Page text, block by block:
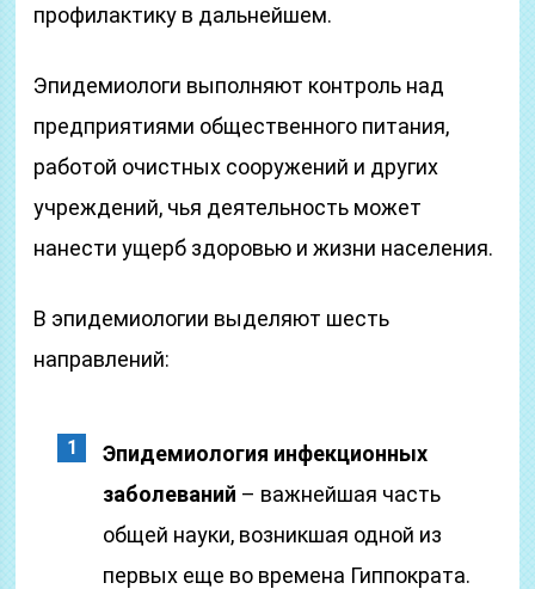
профилактику в дальнейшем.
Эпидемиологи выполняют контроль над
предприятиями общественного питания,
работой очистных сооружений и других
учреждений, чья деятельность может
нанести ущерб здоровью и жизни населения.
В эпидемиологии выделяют шесть
направлений:
Эпидемиология инфекционных
заболеваний – важнейшая часть
общей науки, возникшая одной из
первых еще во времена Гиппократа.